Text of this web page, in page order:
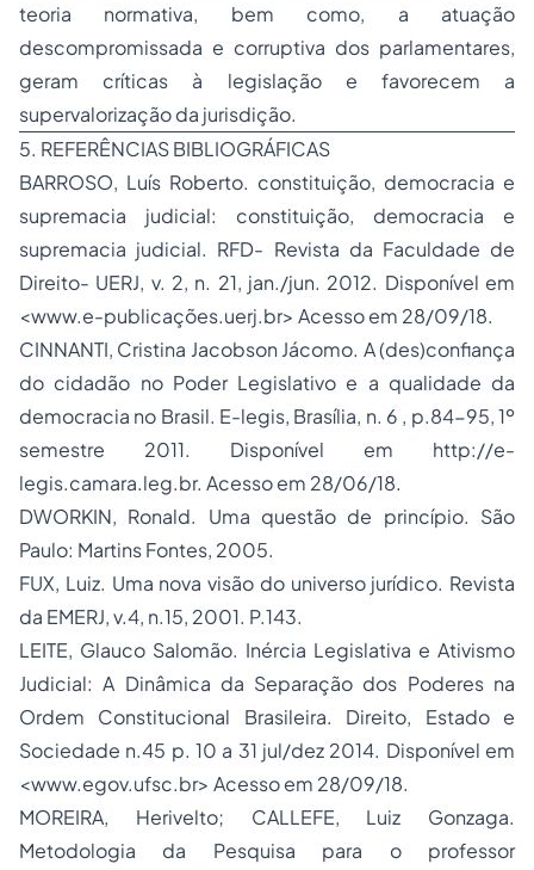
teoria normativa, bem como, a atuação
descompromissada e corruptiva dos parlamentares,
geram críticas à legislação e favorecem a
supervalorização da jurisdição.
5. REFERÊNCIAS BIBLIOGRÁFICAS
BARROSO, Luís Roberto. constituição, democracia e
supremacia judicial: constituição, democracia e
supremacia judicial. RFD- Revista da Faculdade de
Direito- UERJ, v. 2, n. 21, jan./jun. 2012. Disponível em
<www.e-publicações.uerj.br> Acesso em 28/09/18.
CINNANTI, Cristina Jacobson Jácomo. A (des)confiança
do cidadão no Poder Legislativo e a qualidade da
democracia no Brasil. E-legis, Brasília, n. 6 , p.84-95, 1º
semestre 2011. Disponível em http://e-
legis.camara.leg.br. Acesso em 28/06/18.
DWORKIN, Ronald. Uma questão de princípio. São
Paulo: Martins Fontes, 2005.
FUX, Luiz. Uma nova visão do universo jurídico. Revista
da EMERJ, v.4, n.15, 2001. P.143.
LEITE, Glauco Salomão. Inércia Legislativa e Ativismo
Judicial: A Dinâmica da Separação dos Poderes na
Ordem Constitucional Brasileira. Direito, Estado e
Sociedade n.45 p. 10 a 31 jul/dez 2014. Disponível em
<www.egov.ufsc.br> Acesso em 28/09/18.
MOREIRA, Herivelto; CALLEFE, Luiz Gonzaga.
Metodologia da Pesquisa para o professor